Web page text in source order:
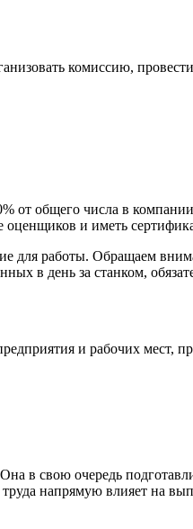
комиссию,
от общего числа в
оценщиков и иметь
для работы. Обращаем
в день за станком,
и рабочих
в свою очередь
напрямую влияет на